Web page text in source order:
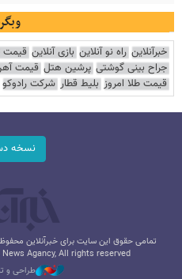
خبرآنلاین راه نو آنلاین بازی آنلاین قیمت
جراح بینی گوشتی پرشین هتل قیمت آهن
قیمت طلا امروز بلیط قطار شرکت رادوکو
نسخه
تمامی حقوق این سایت برای خبرآنلاین
Agancy, All rights reserved
طراحی و